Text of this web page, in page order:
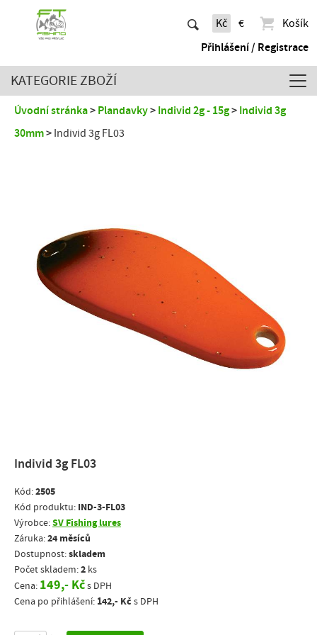
Kč €
Košík
Přihlášení / Registrace
KATEGORIE ZBOŽÍ
Úvodní stránka Plandavky Individ 2g - 15g
Individ 3g
30mm
Individ 3g FL03
Individ 3g FL03
Kód:2505
Kód produktu: IND-3-FL03
Výrobce:SV Fishing lures
Záruka:24 měsíců
Dostupnost:skladem
Počet skladem:2 ks
Cena: 149,- Kčs DPH
Cena po přihlášení: 142,- Kč s DPH